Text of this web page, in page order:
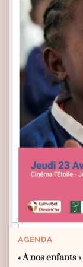
AGENDA
« A nos enfants